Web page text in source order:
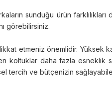
sunduğu ürün
görebilirsiniz.
etmeniz önemlidir. Yüksek
daha fazla esneklik
tercih ve bütçenizin